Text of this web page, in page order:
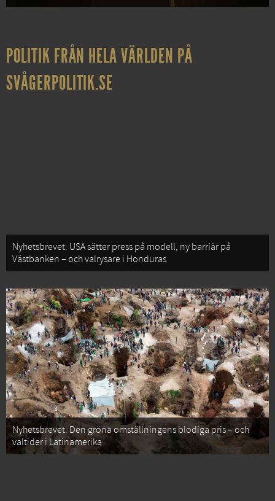
POLITIK FRÅN HELA VÄRLDEN PÅ
SVÅGERPOLITIK.SE
Nyhetsbrevet: USA sätter press på modell, ny barriär på
Västbanken – och valrysare i Honduras
Nyhetsbrevet: Den gröna omställningens blodiga pris – och
valtider i Latinamerika